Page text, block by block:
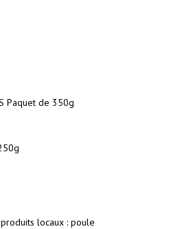
Paquet de 350g
locaux : poule